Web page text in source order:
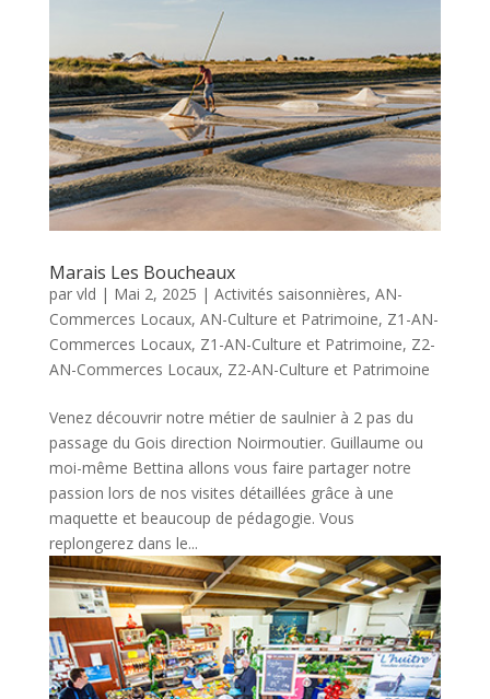
Marais Les Boucheaux
par vld | Mai 2, 2025 | Activités saisonnières, AN-
Commerces Locaux, AN-Culture et Patrimoine, Z1-AN-
Commerces Locaux, Z1-AN-Culture et Patrimoine, Z2-
AN-Commerces Locaux, Z2-AN-Culture et Patrimoine
Venez découvrir notre métier de saulnier à 2 pas du
passage du Gois direction Noirmoutier. Guillaume ou
moi-même Bettina allons vous faire partager notre
passion lors de nos visites détaillées grâce à une
maquette et beaucoup de pédagogie. Vous
replongerez dans le...